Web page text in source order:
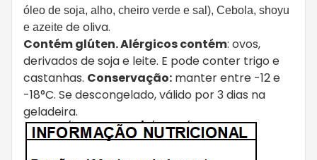
óleo de soja, alho, cheiro verde e sal), Cebola, shoyu
e azeite de oliva.
Contém glúten. Alérgicoscontém: ovos,
derivados de soja e leite. E pode conter trigo e
castanhas. Conservação: manter entre -12 e
-18°C. Se descongelado, válido por 3 dias na
geladeira.